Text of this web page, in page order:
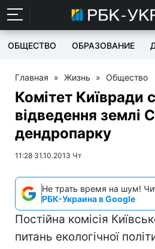
ОБЩЕСТВО ОБРАЗОВАНИЕ
Главная » Жизнь » Общество
Комітет Київради
відведення землі
дендропарку
11:28 31.10.2013 Чт
Не трать время на шум!
РБК-Украина в Google
Постійна комісія
питань екологічної